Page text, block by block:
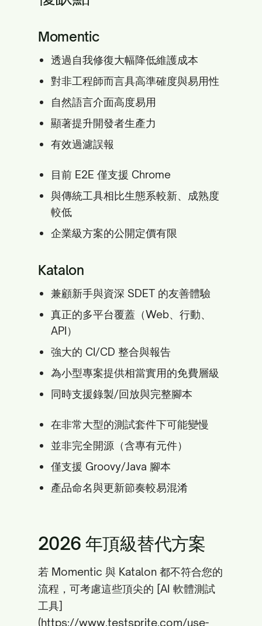
Momentic
透過自我修復大幅降低維護成本
對非工程師而言具高準確度與易用性
自然語言介面高度易用
顯著提升開發者生產力
有效過濾誤報
目前 E2E 僅支援 Chrome
與傳統工具相比生態系較新、成熟度
較低
企業級方案的公開定價有限
Katalon
兼顧新手與資深 SDET 的友善體驗
真正的多平台覆蓋（Web、行動、
API）
強大的 CI/CD 整合與報告
為小型專案提供相當實用的免費層級
同時支援錄製/回放與完整腳本
在非常大型的測試套件下可能變慢
並非完全開源（含專有元件）
僅支援 Groovy/Java 腳本
產品命名與更新節奏較易混淆
2026 年頂級替代方案
若 Momentic 與 Katalon 都不符合您的
流程，可考慮這些頂尖的 [AI 軟體測試
工具]
(https://www.testsprite.com/use-